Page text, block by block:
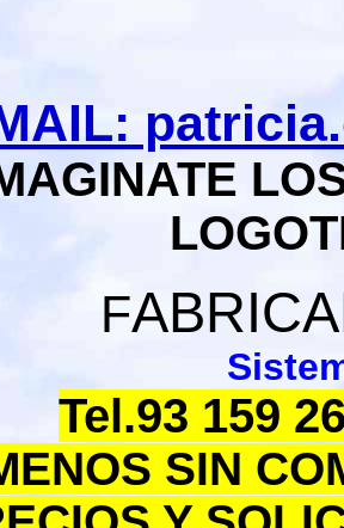
F
Tel.93 159
SIN